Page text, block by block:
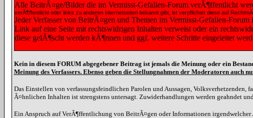
Alle BeitrÃ¤ge/Bilder die im Vermisst-Gefallen-Forum verÃ¶ffentlicht
verÃ¶ffentlicht oder links zu anderen Internetseiten bekannt gibt, ist verpflichtet diese auf
Jeder Verfasser von BeitrÃ¤gen und Themen im Vermisst-Gefallen-
Link auf eine Seite mit rechtswidrigen Inhalten verweist oder ein
diese gelÃ¶scht werden kÃ¶nnen und ggf. weitere Schritte eingeleitet
Kein in diesem FORUM abgegebener Beitrag ist jemals die Meinung oder ein
Meinung des Verfassers. Ebenso geben die Stellungnahmen der Moderatoren auch
Das Einstellen von verfassungsfeindlichen Parolen und Aussagen,
Ã¤hnlichen Inhalten ist strengstens untersagt. Zuwiderhandlungen werden geahndet
Ein Anspruch auf VerÃ¶ffentlichung von BeitrÃ¤gen oder Informationen